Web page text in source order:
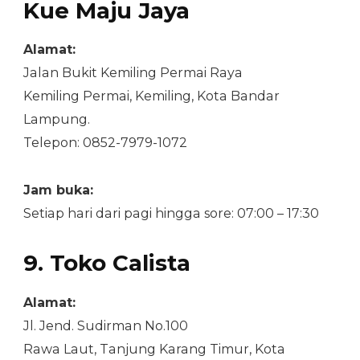
Kue Maju Jaya
Alamat:
Jalan Bukit Kemiling Permai Raya
Kemiling Permai, Kemiling, Kota Bandar
Lampung.
Telepon: 0852-7979-1072
Jam buka:
Setiap hari dari pagi hingga sore: 07:00 – 17:30
9. Toko Calista
Alamat:
Jl. Jend. Sudirman No.100
Rawa Laut, Tanjung Karang Timur, Kota